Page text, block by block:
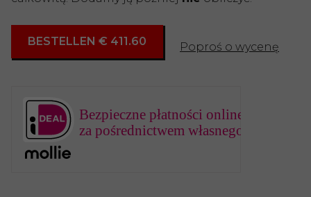
BESTELLEN € 411.60 Poproś o wycenę
Bezpieczne płatności online
za pośrednictwem własnego banku